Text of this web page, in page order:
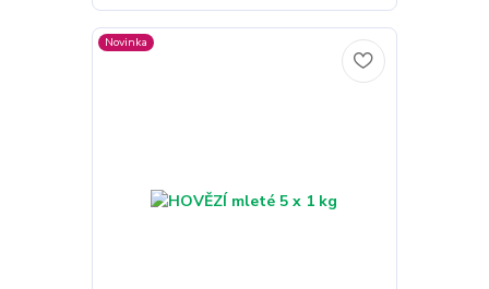
Novinka